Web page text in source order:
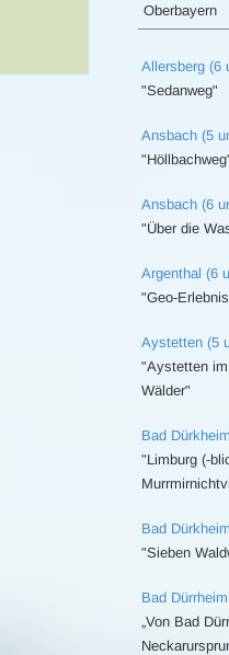
Oberbayern
Allersberg (6
"Sedanweg"
Ansbach (5
Ansbach (6
"Über die
Argenthal (6
"Geo-
Aystetten (5
"Aystetten
Wälder"
Bad
"Limburg (-
Bad
"Sieben
Bad
„Von Bad